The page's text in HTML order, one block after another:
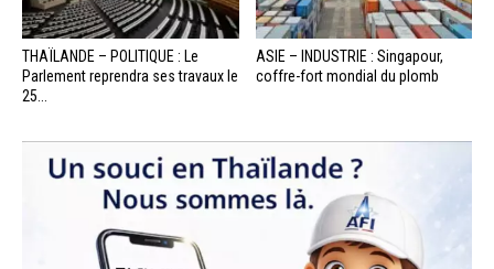
THAÏLANDE – POLITIQUE : Le
Parlement reprendra ses travaux le
25...
ASIE – INDUSTRIE : Singapour,
coffre-fort mondial du plomb